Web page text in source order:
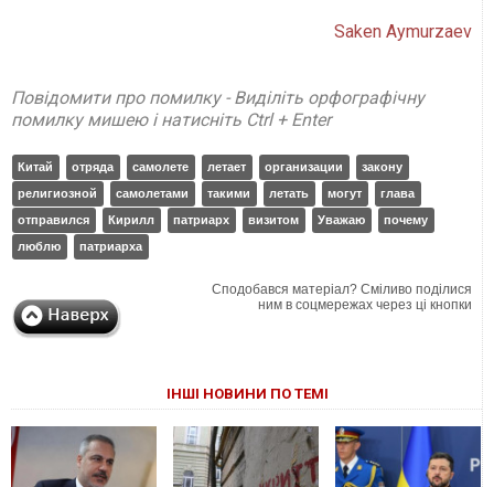
Saken Aymurzaev
Повідомити про помилку - Виділіть орфографічну
помилку мишею і натисніть Ctrl + Enter
Китай отряда самолете летает организации
закону
религиозной
самолетами такими летать могут
глава
отправился
Кирилл патриарх визитом Уважаю
почему
люблю
патриарха
Сподобався матеріал? Сміливо поділися
ним в соцмережах через ці кнопки
ІНШІ НОВИНИ ПО ТЕМІ